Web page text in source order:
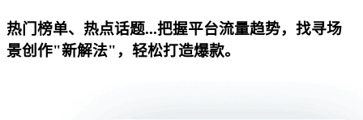
热门榜单、热点话题...把握平台流量趋势，找寻场
景创作"新解法"，轻松打造爆款。